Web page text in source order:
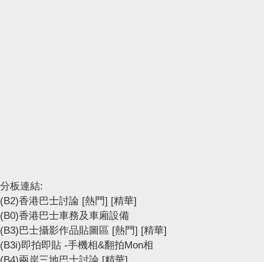
分板連結:
(B2)香港巴士討論 [熱門] [精華]
(B0)香港巴士車務及車廂設備
(B3)巴士攝影作品貼圖區 [熱門] [精華]
(B3i)即拍即貼 -手機相&翻拍Mon相
(B4)兩岸三地巴士討論 [精華]